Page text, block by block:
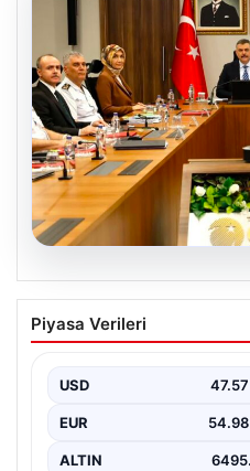
05.08.2026
Organize Suç ve
Toplantısı
kaçakçılık ve organize
almak…
Piyasa Verileri
USD 47.57
EUR 54.98
ALTIN